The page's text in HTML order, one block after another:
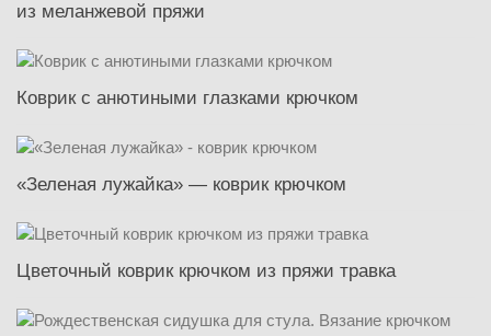
из меланжевой пряжи
Коврик с анютиными глазками крючком
«Зеленая лужайка» — коврик крючком
Цветочный коврик крючком из пряжи травка